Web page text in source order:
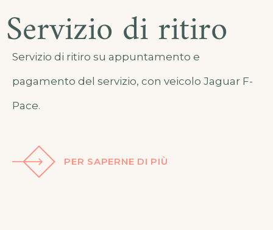
Servizio di ritiro
Servizio di ritiro su appuntamento e
pagamento del servizio, con veicolo Jaguar F-
Pace.
PER SAPERNE DI PIÙ